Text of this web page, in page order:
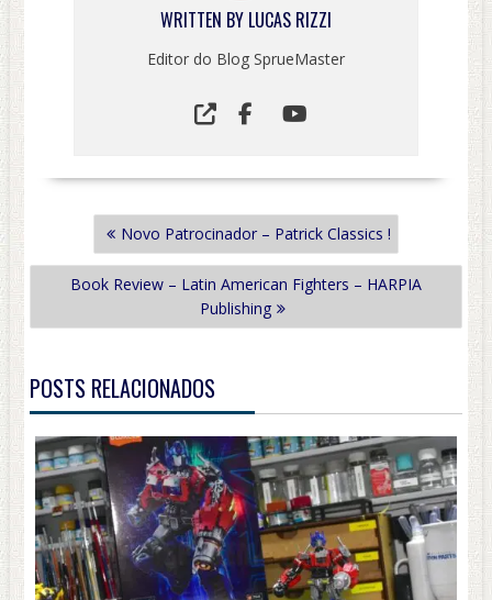
WRITTEN BY LUCAS RIZZI
Editor do Blog SprueMaster
NAVEGAÇÃO
POST
Novo Patrocinador – Patrick Classics !
Book Review – Latin American Fighters – HARPIA
Publishing
POSTS RELACIONADOS